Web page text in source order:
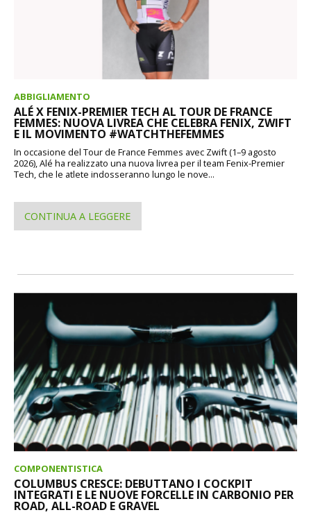
ABBIGLIAMENTO
ALÉ X FENIX-PREMIER TECH AL TOUR DE FRANCE
FEMMES: NUOVA LIVREA CHE CELEBRA FENIX, ZWIFT
E IL MOVIMENTO #WATCHTHEFEMMES
In occasione del Tour de France Femmes avec Zwift (1–9 agosto
2026), Alé ha realizzato una nuova livrea per il team Fenix-Premier
Tech, che le atlete indosseranno lungo le nove...
CONTINUA A LEGGERE
COMPONENTISTICA
COLUMBUS CRESCE: DEBUTTANO I COCKPIT
INTEGRATI E LE NUOVE FORCELLE IN CARBONIO PER
ROAD, ALL-ROAD E GRAVEL